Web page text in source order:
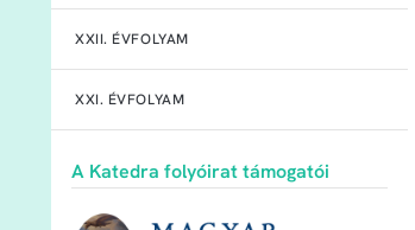
XXII. ÉVFOLYAM
XXI. ÉVFOLYAM
A Katedra folyóirat támogatói